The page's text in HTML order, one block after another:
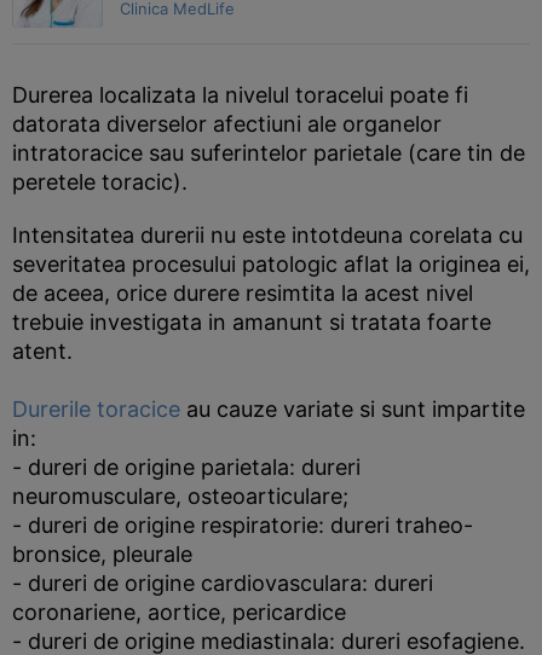
Clinica MedLife
Durerea localizata la nivelul toracelui poate fi
datorata diverselor afectiuni ale organelor
intratoracice sau suferintelor parietale (care tin de
peretele toracic).
Intensitatea durerii nu este intotdeuna corelata cu
severitatea procesului patologic aflat la originea ei,
de aceea, orice durere resimtita la acest nivel
trebuie investigata in amanunt si tratata foarte
atent.
Durerile toracice au cauze variate si sunt impartite
in:
- dureri de origine parietala: dureri
neuromusculare, osteoarticulare;
- dureri de origine respiratorie: dureri traheo-
bronsice, pleurale
- dureri de origine cardiovasculara: dureri
coronariene, aortice, pericardice
- dureri de origine mediastinala: dureri esofagiene.